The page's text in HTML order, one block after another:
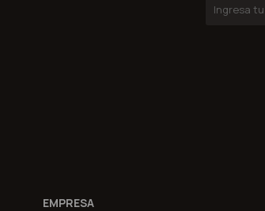
EMPRESA